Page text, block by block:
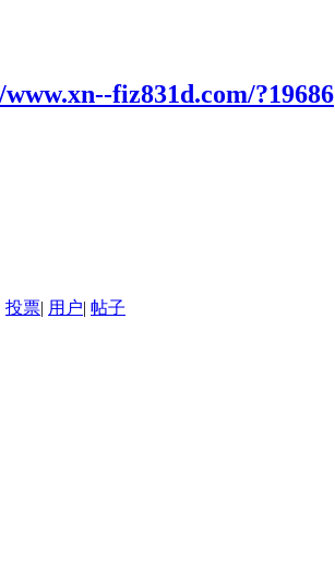
fiz831d.com/?19686
投票| 用户| 帖子